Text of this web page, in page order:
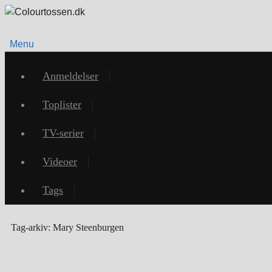
Menu
Anmeldelser
Toplister
TV-serier
Videoer
Tags
Tag-arkiv: Mary Steenburgen